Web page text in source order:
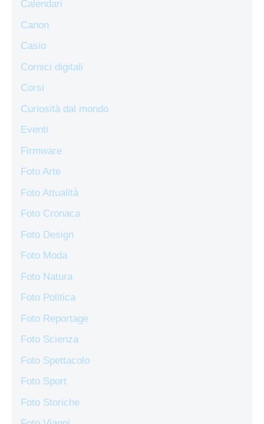
Calendari
Canon
Casio
Cornici digitali
Corsi
Curiosità dal mondo
Eventi
Firmware
Foto Arte
Foto Attualità
Foto Cronaca
Foto Design
Foto Moda
Foto Natura
Foto Politica
Foto Reportage
Foto Scienza
Foto Spettacolo
Foto Sport
Foto Storiche